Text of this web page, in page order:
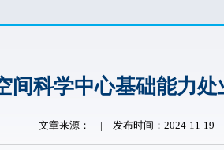
间科学中心基础能力
文章来源： | 发布时间：2024-11-19